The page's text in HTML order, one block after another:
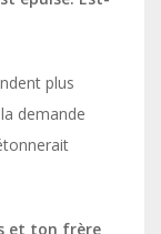
plus
demande
et ton frère